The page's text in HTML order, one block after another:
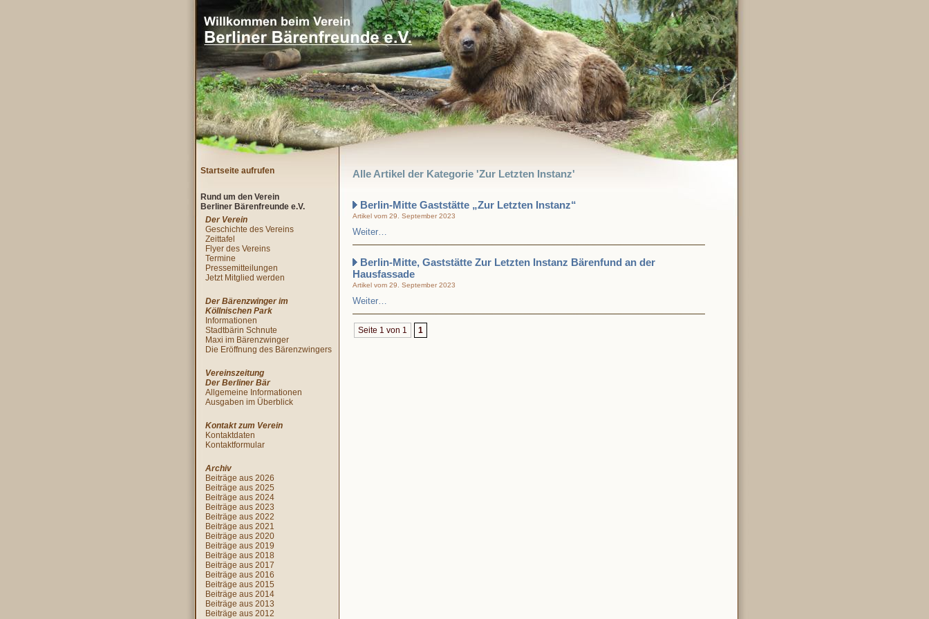
Alle Artikel der Kategorie 'Zur Letzten Instanz'
Berlin-Mitte Gaststätte „Zur Letzten Instanz“
Artikel vom 29. September 2023
Weiter…
Berlin-Mitte, Gaststätte Zur Letzten Instanz Bärenfund an der
Hausfassade
Artikel vom 29. September 2023
Weiter…
Seite 1 von 1 1
Startseite aufrufen
Rund um den Verein
Berliner Bärenfreunde e.V.
Der Verein
Geschichte des Vereins
Zeittafel
Flyer des Vereins
Termine
Pressemitteilungen
Jetzt Mitglied werden
Der Bärenzwinger im
Köllnischen Park
Informationen
Stadtbärin Schnute
Maxi im Bärenzwinger
Die Eröffnung des Bärenzwingers
Vereinszeitung
Der Berliner Bär
Allgemeine Informationen
Ausgaben im Überblick
Kontakt zum Verein
Kontaktdaten
Kontaktformular
Archiv
Beiträge aus 2026
Beiträge aus 2025
Beiträge aus 2024
Beiträge aus 2023
Beiträge aus 2022
Beiträge aus 2021
Beiträge aus 2020
Beiträge aus 2019
Beiträge aus 2018
Beiträge aus 2017
Beiträge aus 2016
Beiträge aus 2015
Beiträge aus 2014
Beiträge aus 2013
Beiträge aus 2012